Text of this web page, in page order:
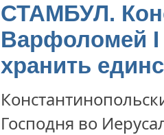
СТАМБУЛ.
Варфоломей I
хранить
Господня во